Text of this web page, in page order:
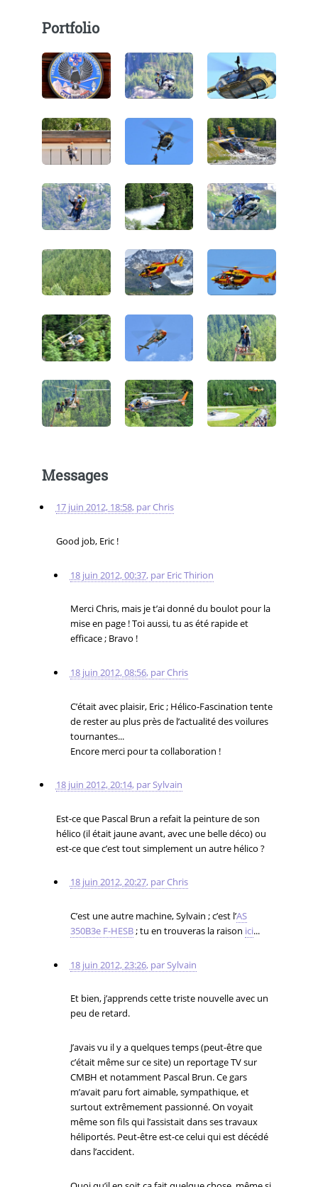
Portfolio
Messages
17 juin 2012, 18:58, parChris
Good job, Eric !
18 juin 2012, 00:37, par Eric Thirion
Merci Chris, mais je t’ai donné du boulot pour la
mise en page ! Toi aussi, tu as été rapide et
efficace ; Bravo !
18 juin 2012, 08:56, parChris
C’était avec plaisir, Eric ; Hélico-Fascination tente
de rester au plus près de l’actualité des voilures
tournantes...
Encore merci pour ta collaboration !
18 juin 2012, 20:14, parSylvain
Est-ce que Pascal Brun a refait la peinture de son
hélico (il était jaune avant, avec une belle déco) ou
est-ce que c’est tout simplement un autre hélico ?
18 juin 2012, 20:27, parChris
C’est une autre machine, Sylvain ; c’est l’AS
350B3e F-HESB; tu en trouveras la raison ici...
18 juin 2012, 23:26, parSylvain
Et bien, j’apprends cette triste nouvelle avec un
peu de retard.
J’avais vu il y a quelques temps (peut-être que
c’était même sur ce site) un reportage TV sur
CMBH et notamment Pascal Brun. Ce gars
m’avait paru fort aimable, sympathique, et
surtout extrêmement passionné. On voyait
même son fils qui l’assistait dans ses travaux
héliportés. Peut-être est-ce celui qui est décédé
dans l’accident.